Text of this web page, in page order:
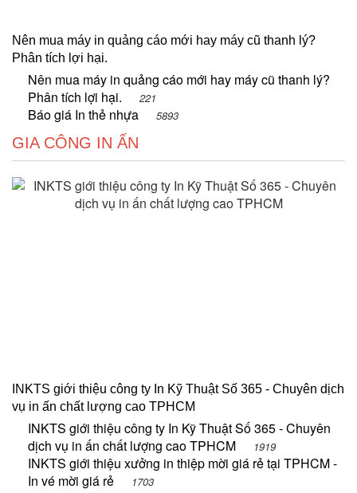
Nên mua máy in quảng cáo mới hay máy cũ thanh lý?
Phân tích lợi hại.
Nên mua máy in quảng cáo mới hay máy cũ thanh lý?
Phân tích lợi hại.
221
Báo giá In thẻ nhựa 5893
GIA CÔNG IN ẤN
INKTS giới thiệu công ty In Kỹ Thuật Số 365 - Chuyên dịch
vụ in ấn chất lượng cao TPHCM
INKTS giới thiệu công ty In Kỹ Thuật Số 365 - Chuyên
dịch vụ in ấn chất lượng cao TPHCM
1919
INKTS giới thiệu xưởng in thiệp mời giá rẻ tại TPHCM -
In vé mời giá rẻ
1703